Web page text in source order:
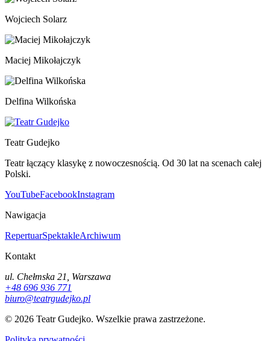
Wojciech Solarz
Maciej Mikołajczyk
Delfina Wilkońska
Teatr Gudejko
Teatr łączący klasykę z nowoczesnością. Od 30 lat na scenach całej
Polski.
YouTubeFacebookInstagram
Nawigacja
RepertuarSpektakleArchiwum
Kontakt
ul. Chełmska 21, Warszawa
+48 696 936 771
biuro@teatrgudejko.pl
© 2026 Teatr Gudejko. Wszelkie prawa zastrzeżone.